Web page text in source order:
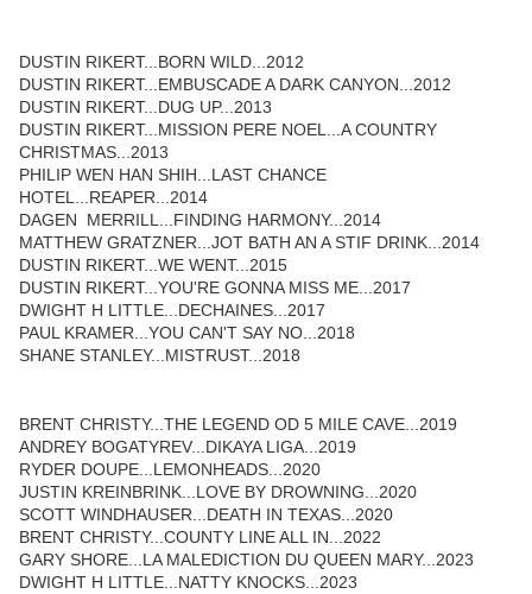
DUSTIN RIKERT...BORN WILD...2012
DUSTIN RIKERT...EMBUSCADE A DARK CANYON...2012
DUSTIN RIKERT...DUG UP...2013
DUSTIN RIKERT...MISSION PERE NOEL...A COUNTRY
CHRISTMAS...2013
PHILIP WEN HAN SHIH...LAST CHANCE
HOTEL...REAPER...2014
DAGEN MERRILL...FINDING HARMONY...2014
MATTHEW GRATZNER...JOT BATH AN A STIF DRINK...2014
DUSTIN RIKERT...WE WENT...2015
DUSTIN RIKERT...YOU'RE GONNA MISS ME...2017
DWIGHT H LITTLE...DECHAINES...2017
PAUL KRAMER...YOU CAN'T SAY NO...2018
SHANE STANLEY...MISTRUST...2018
BRENT CHRISTY...THE LEGEND OD 5 MILE CAVE...2019
ANDREY BOGATYREV...DIKAYA LIGA...2019
RYDER DOUPE...LEMONHEADS...2020
JUSTIN KREINBRINK...LOVE BY DROWNING...2020
SCOTT WINDHAUSER...DEATH IN TEXAS...2020
BRENT CHRISTY...COUNTY LINE ALL IN...2022
GARY SHORE...LA MALEDICTION DU QUEEN MARY...2023
DWIGHT H LITTLE...NATTY KNOCKS...2023